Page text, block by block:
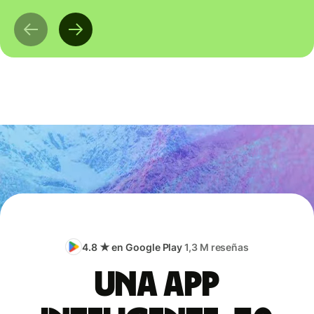
4.8 ★ en Google Play1,3 M reseñas
Una app